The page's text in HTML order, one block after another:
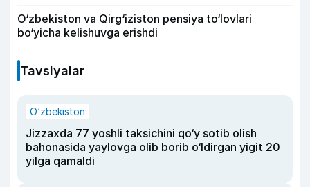
O‘zbekiston va Qirg‘iziston pensiya to‘lovlari
bo‘yicha kelishuvga erishdi
Tavsiyalar
O‘zbekiston
Jizzaxda 77 yoshli taksichini qo‘y sotib olish
bahonasida yaylovga olib borib o‘ldirgan yigit 20
yilga qamaldi